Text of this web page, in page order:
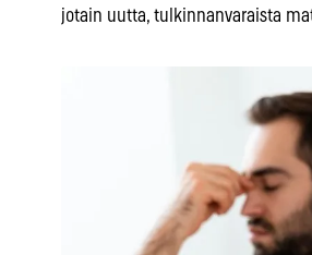
jotain uutta, tulkinnanvaraista